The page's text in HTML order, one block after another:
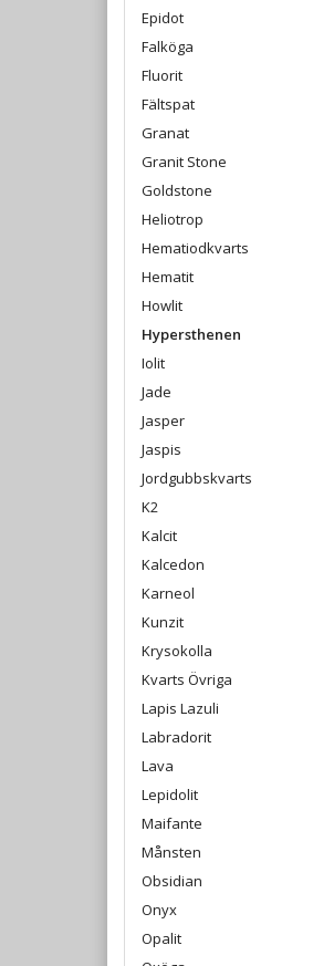
Epidot
Falköga
Fluorit
Fältspat
Granat
Granit Stone
Goldstone
Heliotrop
Hematiodkvarts
Hematit
Howlit
Hypersthenen
Iolit
Jade
Jasper
Jaspis
Jordgubbskvarts
K2
Kalcit
Kalcedon
Karneol
Kunzit
Krysokolla
Kvarts Övriga
Lapis Lazuli
Labradorit
Lava
Lepidolit
Maifante
Månsten
Obsidian
Onyx
Opalit